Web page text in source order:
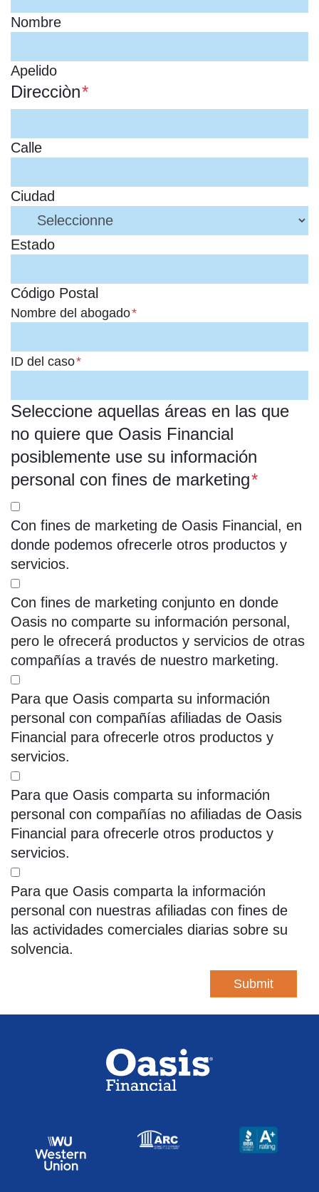
Nombre
Apelido
Direcciòn*
Calle
Ciudad
Estado
Código Postal
Nombre del abogado*
ID del caso*
Seleccione aquellas áreas en las que
no quiere que Oasis Financial
posiblemente use su información
personal con fines de marketing*
Con fines de marketing de Oasis Financial, en
donde podemos ofrecerle otros productos y
servicios.
Con fines de marketing conjunto en donde
Oasis no comparte su información personal,
pero le ofrecerá productos y servicios de otras
compañías a través de nuestro marketing.
Para que Oasis comparta su información
personal con compañías afiliadas de Oasis
Financial para ofrecerle otros productos y
servicios.
Para que Oasis comparta su información
personal con compañías no afiliadas de Oasis
Financial para ofrecerle otros productos y
servicios.
Para que Oasis comparta la información
personal con nuestras afiliadas con fines de
las actividades comerciales diarias sobre su
solvencia.